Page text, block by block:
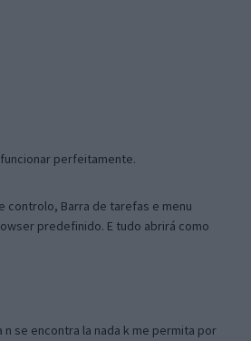
perfeitamente.
controlo, Barra de tarefas e menu
predefinido. E tudo abrirá como
se encontra la nada k me permita por